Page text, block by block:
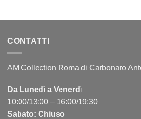
CONTATTI
AM Collection Roma di Carbonaro
Da Lunedì a Venerdì
10:00/13:00 – 16:00/19:30
Sabato: Chiuso